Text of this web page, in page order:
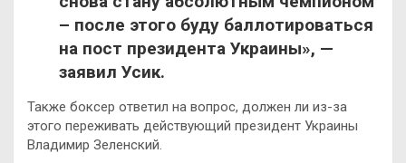
– после этого буду баллотироваться
на пост президента Украины», —
заявил Усик.
Также боксер ответил на вопрос, должен ли из-за
этого переживать действующий президент Украины
Владимир Зеленский.